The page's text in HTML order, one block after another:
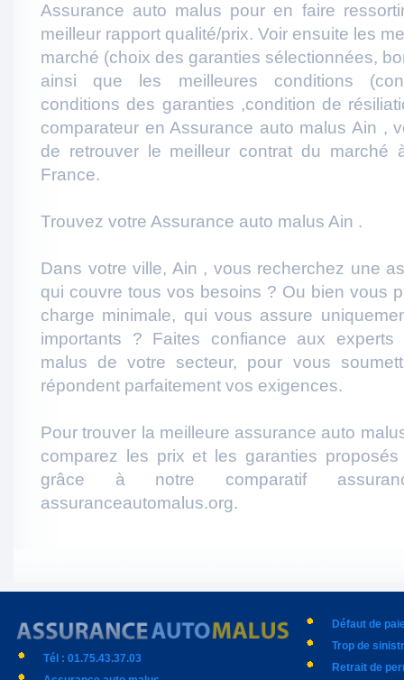
Assurance auto malus pour en faire
meilleur rapport qualité/prix. Voir ensuite les
marché (choix des garanties sélectionnées,
ainsi que les meilleures conditions
conditions des garanties ,condition de
comparateur en Assurance auto malus Ain ,
de retrouver le meilleur contrat du marché
France.
Trouvez votre Assurance auto malus Ain .
Dans votre ville, Ain , vous recherchez une
qui couvre tous vos besoins ? Ou bien vous
charge minimale, qui vous assure
importants ? Faites confiance aux
malus de votre secteur, pour vous
répondent parfaitement vos exigences.
Pour trouver la meilleure assurance auto
comparez les prix et les garanties
grâce à notre comparatif
assuranceautomalus.org.
Tél : 01.75.43.37.03
Défaut de
Trop de
Retrait de